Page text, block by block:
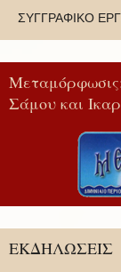
ΣΥΓΓΡΑΦΙΚΟ
Σάμου και
ΕΚΔΗΛΩΣΕΙΣ